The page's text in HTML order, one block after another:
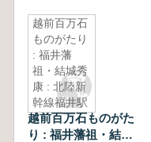
越前百万石
ものがたり
: 福井藩
祖・結城秀
康 : 北陸新
幹線福井駅
開業記念・
結城秀康生
越前百万石ものがた
り : 福井藩祖・結城